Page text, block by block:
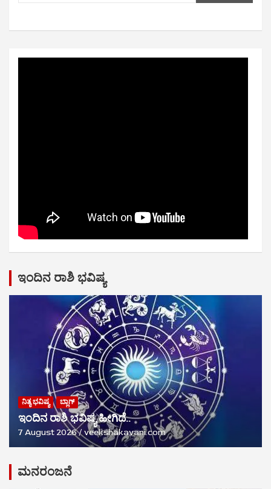
ಇಂದಿನ ರಾಶಿ ಭವಿಷ್ಯ
ನಿತ್ಯ ಭವಿಷ್ಯ ಬ್ಲಾಗ್
ಇಂದಿನ ರಾಶಿ ಭವಿಷ್ಯ ಹೀಗಿದೆ..
7 August 2026 veekshakavani.com
ಮನರಂಜನೆ